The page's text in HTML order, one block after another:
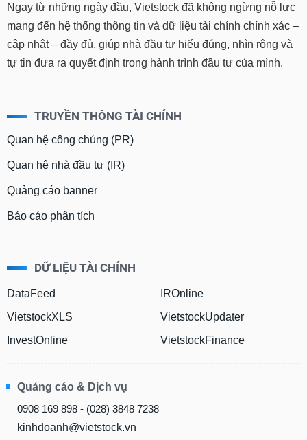
Ngay từ những ngày đầu, Vietstock đã không ngừng nỗ lực
mang đến hệ thống thông tin và dữ liệu tài chính chính xác –
cập nhật – đầy đủ, giúp nhà đầu tư hiểu đúng, nhìn rộng và
tự tin đưa ra quyết định trong hành trình đầu tư của mình.
TRUYỀN THÔNG TÀI CHÍNH
Quan hệ công chúng (PR)
Quan hệ nhà đầu tư (IR)
Quảng cáo banner
Báo cáo phân tích
DỮ LIỆU TÀI CHÍNH
DataFeed
VietstockXLS
InvestOnline
IROnline
VietstockUpdater
VietstockFinance
Quảng cáo & Dịch vụ
0908 169 898 - (028) 3848 7238
kinhdoanh@vietstock.vn